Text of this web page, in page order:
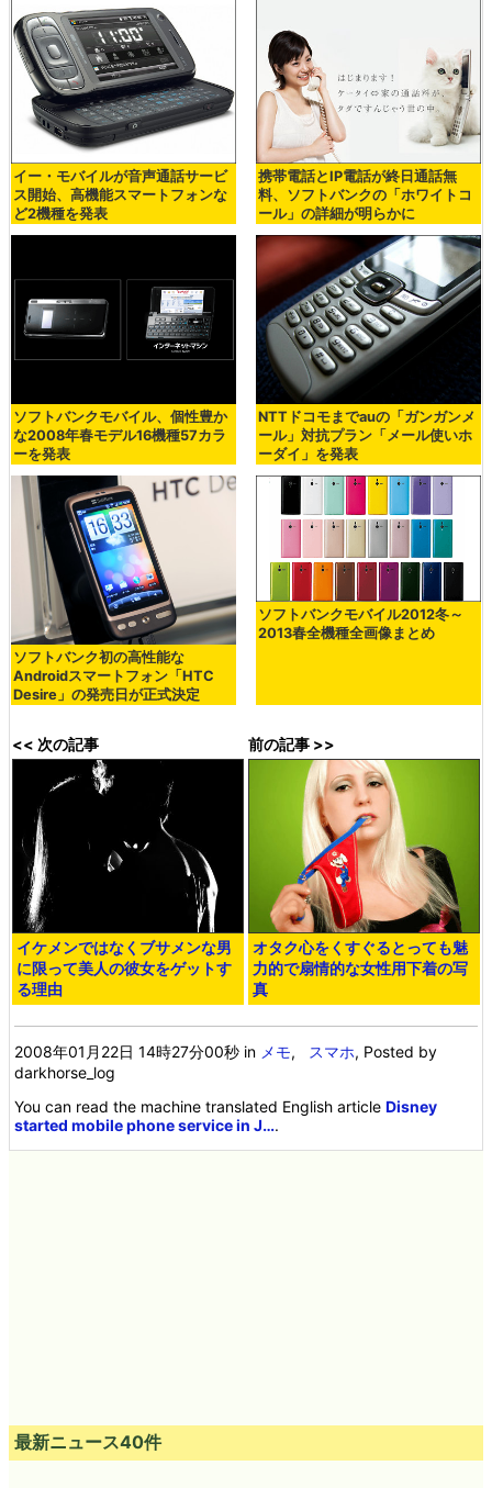
イー・モバイルが音声通話サービ
ス開始、高機能スマートフォンな
ど2機種を発表
携帯電話とIP電話が終日通話無
料、ソフトバンクの「ホワイトコ
ール」の詳細が明らかに
ソフトバンクモバイル、個性豊か
な2008年春モデル16機種57カラ
ーを発表
NTTドコモまでauの「ガンガンメ
ール」対抗プラン「メール使いホ
ーダイ」を発表
ソフトバンク初の高性能な
Androidスマートフォン「HTC
Desire」の発売日が正式決定
ソフトバンクモバイル2012冬～
2013春全機種全画像まとめ
<< 次の記事
イケメンではなくブサメンな男
に限って美人の彼女をゲットす
る理由
前の記事 >>
オタク心をくすぐるとっても魅
力的で扇情的な女性用下着の写
真
2008年01月22日 14時27分00秒 in メモ, スマホ, Posted by
darkhorse_log
You can read the machine translated English articleDisney
started mobile phone service in J….
最新ニュース40件